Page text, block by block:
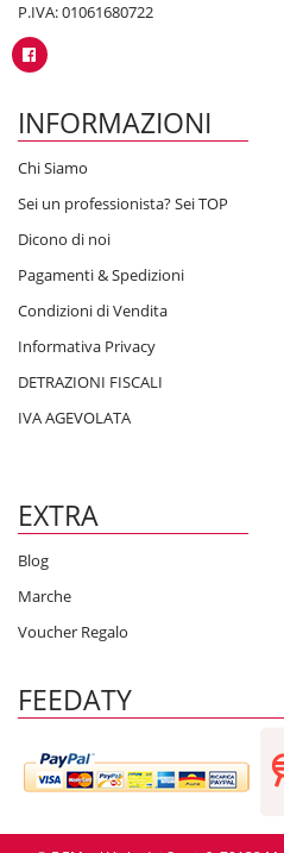
P.IVA: 01061680722
INFORMAZIONI
Chi Siamo
Sei un professionista? Sei TOP
Dicono di noi
Pagamenti & Spedizioni
Condizioni di Vendita
Informativa Privacy
DETRAZIONI FISCALI
IVA AGEVOLATA
EXTRA
Blog
Marche
Voucher Regalo
FEEDATY